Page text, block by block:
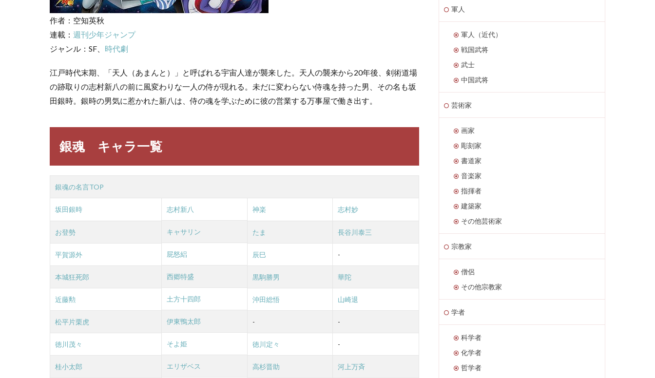
言・
名セ
リフ
志村
の名
言・
リフ
の名
言・
リフ
名
名セ
言・
リフ
作者：空知英秋
連載： 週刊少年ジャンプ
ジャンル：SF、 時代劇
江戸時代末期、「天人（あまんと）」と呼ばれる宇宙人達が襲来した。天人の襲来から20年後、剣術道場
の跡取りの志村新八の前に風変わりな一人の侍が現れる。未だに変わらない侍魂を持った男、その名も坂
田銀時。銀時の男気に惹かれた新八は、侍の魂を学ぶために彼の営業する万事屋で働き出す。
銀魂 キャラ一覧
銀魂の名言TOP
坂田銀時 志村新八 神楽 志村妙
お登勢 キャサリン たま 長谷川泰三
平賀源外 屁怒絽 辰巳 -
本城狂死郎 西郷特盛 黒駒勝男 華陀
近藤勲 土方十四郎 沖田総悟 山崎退
松平片栗虎 伊東鴨太郎 - -
徳川茂々 そよ姫 徳川定々 -
桂小太郎 エリザベス 高杉晋助 河上万斉
軍人
軍人（近代）
戦国武将
武士
中国武将
芸術家
画家
彫刻家
書道家
音楽家
指揮者
建築家
その他芸術家
宗教家
僧侶
その他宗教家
学者
科学者
化学者
哲学者